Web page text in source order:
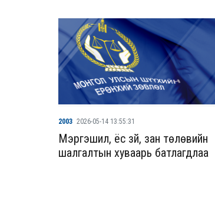
2003 2026-05-14 13:55:31
Мэргэшил, ёс зүй, зан төлөвийн
шалгалтын хуваарь батлагдлаа